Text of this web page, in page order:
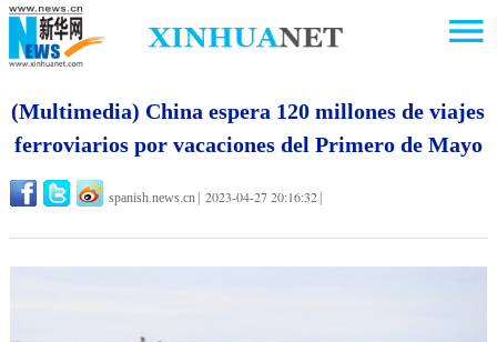
(Multimedia) China espera 120 millones de viajes
ferroviarios por vacaciones del Primero de Mayo
spanish.news.cn 2023-04-27 20:16:32